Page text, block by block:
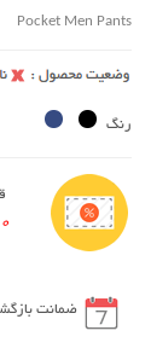
Pocket Men Pants
رنگ
ضمانت